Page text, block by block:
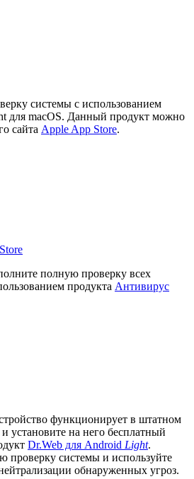
системы с использованием
для macOS. Данный продукт можно
сайта Apple App Store.
полную проверку всех
продукта Антивирус
функционирует в штатном
установите на него бесплатный
Dr.Web для Android Light.
проверку системы и используйте
обнаруженных угроз.